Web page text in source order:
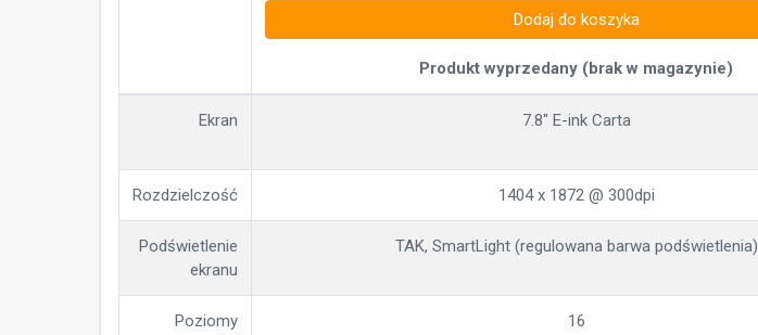
Dodaj do koszyka
Produkt wyprzedany (brak w magazynie)
Ekran 7.8" E-ink Carta
Rozdzielczość 1404 x 1872 @ 300dpi
Podświetlenie
ekranu
TAK, SmartLight (regulowana barwa podświetlenia)
Poziomy
16